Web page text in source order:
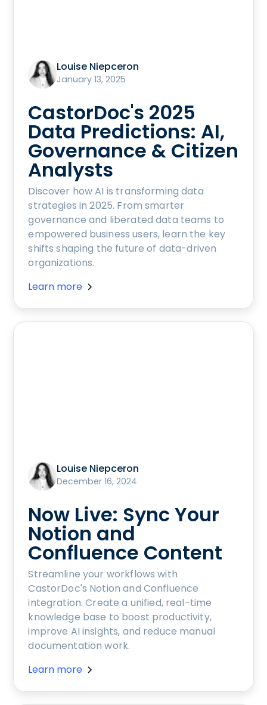
Louise Niepceron
January 13, 2025
CastorDoc's 2025
Data Predictions: AI,
Governance & Citizen
Analysts
Discover how AI is transforming data
strategies in 2025. From smarter
governance and liberated data teams to
empowered business users, learn the key
shifts shaping the future of data-driven
organizations.
Learn more
Louise Niepceron
December 16, 2024
Now Live: Sync Your
Notion and
Confluence Content
Streamline your workflows with
CastorDoc's Notion and Confluence
integration. Create a unified, real-time
knowledge base to boost productivity,
improve AI insights, and reduce manual
documentation work.
Learn more